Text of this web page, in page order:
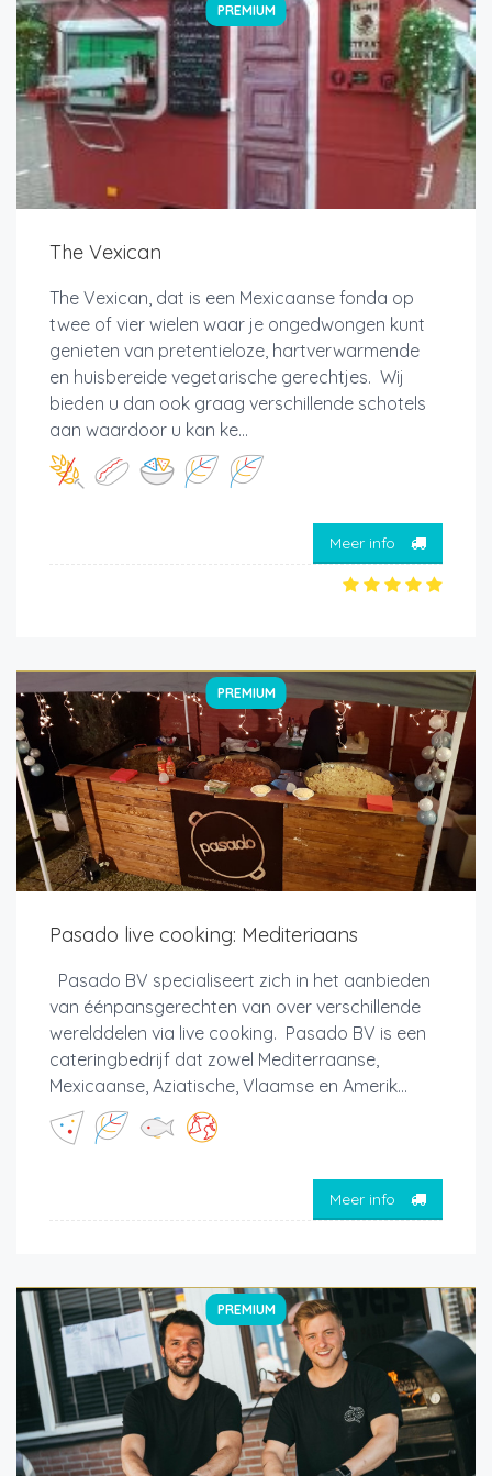
PREMIUM
The Vexican
The Vexican, dat is een Mexicaanse fonda op
twee of vier wielen waar je ongedwongen kunt
genieten van pretentieloze, hartverwarmende
en huisbereide vegetarische gerechtjes. Wij
bieden u dan ook graag verschillende schotels
aan waardoor u kan ke...
Meer info
PREMIUM
Pasado live cooking: Mediteriaans
Pasado BV specialiseert zich in het aanbieden
van éénpansgerechten van over verschillende
werelddelen via live cooking. Pasado BV is een
cateringbedrijf dat zowel Mediterraanse,
Mexicaanse, Aziatische, Vlaamse en Amerik...
Meer info
PREMIUM